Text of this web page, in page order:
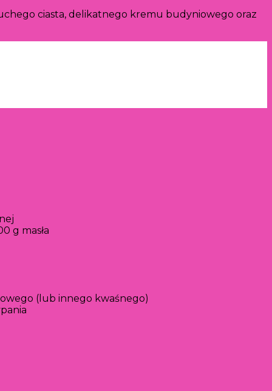
ciasta, delikatnego kremu budyniowego oraz
g masła
(lub innego kwaśnego)